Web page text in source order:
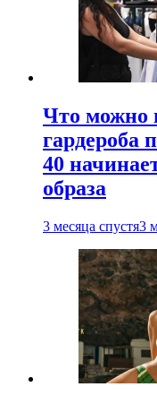
Что можно
гардероба
40
образа
3 месяца спустя3